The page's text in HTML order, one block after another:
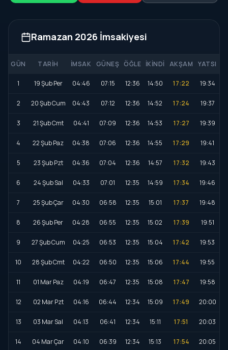
Ramazan 2026 İmsakiyesi
GÜN TARIH İMSAK GÜNEŞ ÖĞLE İKINDI AKŞAM YATSI
1 19 Şub Per 04:46 07:15 12:36 14:50 17:22 19:34
2 20 Şub Cum 04:43 07:12 12:36 14:52 17:24 19:37
3 21 Şub Cmt 04:41 07:09 12:36 14:53 17:27 19:39
4 22 Şub Paz 04:38 07:06 12:36 14:55 17:29 19:41
5 23 Şub Pzt 04:36 07:04 12:36 14:57 17:32 19:43
6 24 Şub Sal 04:33 07:01 12:35 14:59 17:34 19:46
7 25 Şub Çar 04:30 06:58 12:35 15:01 17:37 19:48
8 26 Şub Per 04:28 06:55 12:35 15:02 17:39 19:51
9 27 Şub Cum 04:25 06:53 12:35 15:04 17:42 19:53
10 28 Şub Cmt 04:22 06:50 12:35 15:06 17:44 19:55
11 01 Mar Paz 04:19 06:47 12:35 15:08 17:47 19:58
12 02 Mar Pzt 04:16 06:44 12:34 15:09 17:49 20:00
13 03 Mar Sal 04:13 06:41 12:34 15:11 17:51 20:03
14 04 Mar Çar 04:10 06:39 12:34 15:13 17:54 20:05